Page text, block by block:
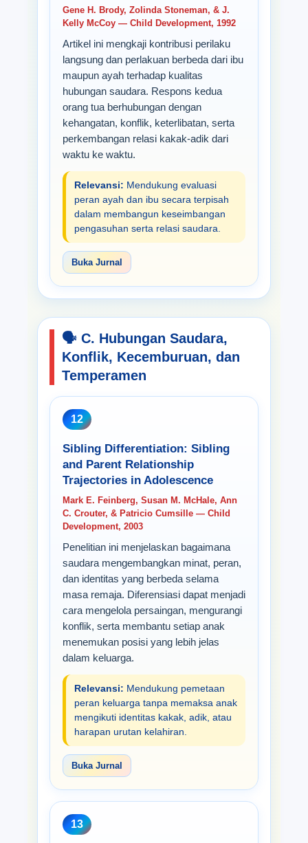
Gene H. Brody, Zolinda Stoneman, & J.
Kelly McCoy — Child Development, 1992
Artikel ini mengkaji kontribusi perilaku
langsung dan perlakuan berbeda dari ibu
maupun ayah terhadap kualitas
hubungan saudara. Respons kedua
orang tua berhubungan dengan
kehangatan, konflik, keterlibatan, serta
perkembangan relasi kakak-adik dari
waktu ke waktu.
Relevansi: Mendukung evaluasi
peran ayah dan ibu secara terpisah
dalam membangun keseimbangan
pengasuhan serta relasi saudara.
Buka Jurnal
🗣️ C. Hubungan Saudara,
Konflik, Kecemburuan, dan
Temperamen
12
Sibling Differentiation: Sibling
and Parent Relationship
Trajectories in Adolescence
Mark E. Feinberg, Susan M. McHale, Ann
C. Crouter, & Patricio Cumsille — Child
Development, 2003
Penelitian ini menjelaskan bagaimana
saudara mengembangkan minat, peran,
dan identitas yang berbeda selama
masa remaja. Diferensiasi dapat menjadi
cara mengelola persaingan, mengurangi
konflik, serta membantu setiap anak
menemukan posisi yang lebih jelas
dalam keluarga.
Relevansi: Mendukung pemetaan
peran keluarga tanpa memaksa anak
mengikuti identitas kakak, adik, atau
harapan urutan kelahiran.
Buka Jurnal
13